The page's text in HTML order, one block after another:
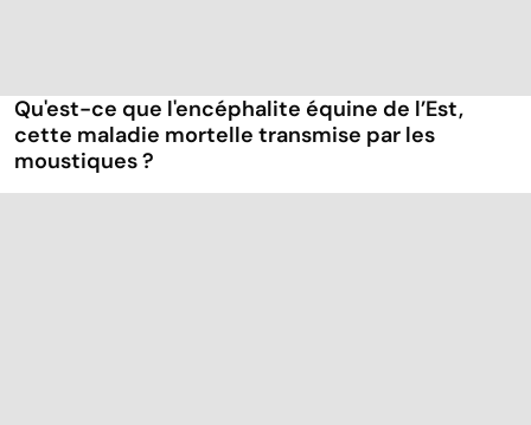
Qu'est-ce que l'encéphalite équine de l’Est,
cette maladie mortelle transmise par les
moustiques ?